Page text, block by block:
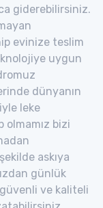
giderebilirsiniz.
evinize teslim
uygun
dünyanın
leke
olmamız bizi
askıya
günlük
ve kaliteli